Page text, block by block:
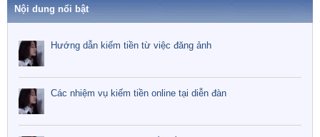
Nội dung nổi bật
Hướng dẫn kiếm tiền từ việc đăng ảnh
Các nhiệm vụ kiếm tiền online tại diễn đàn